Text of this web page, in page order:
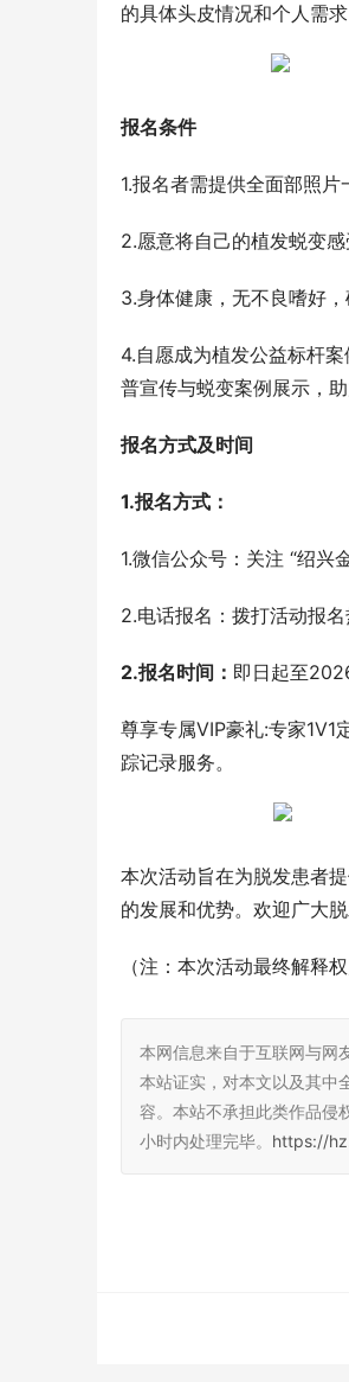
的具体头皮情况和个人需
报名条件
1.报名者需提供全面部照片
2.愿意将自己的植发蜕变
3.身体健康，无不良嗜好
4.自愿成为植发公益标杆
普宣传与蜕变案例展示，助
报名方式及时间
1.报名方式：
1.微信公众号：关注 “绍兴
2.电话报名：拨打活动报
2.报名时间： 即日起至
尊享专属VIP豪礼:专家1V1
踪记录服务。
本次活动旨在为脱发患者
的发展和优势。欢迎广大
（注：本次活动最终解释
本网信息来自于互联网与网
本站证实，对本文以及其中
容。本站不承担此类作品侵
小时内处理完毕。 https://